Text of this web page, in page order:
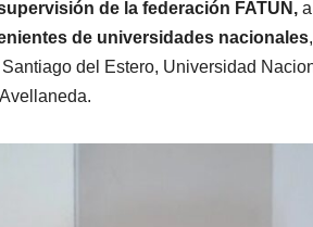
de la federación FATUN,
de universidades nacionales
del Estero, Universidad